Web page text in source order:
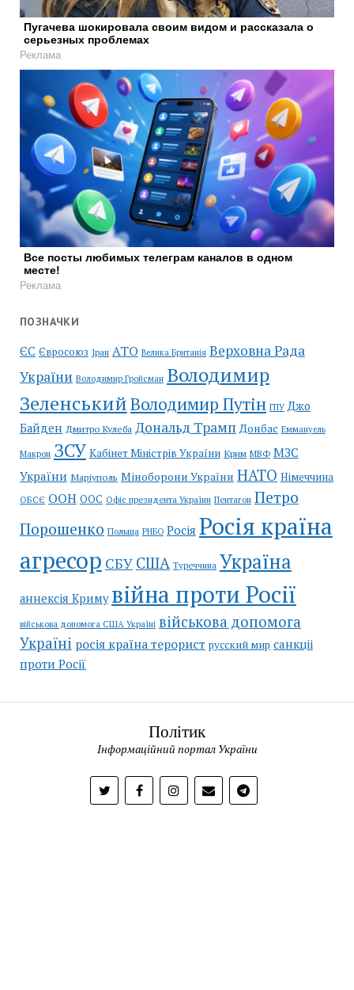
Пугачева шокировала своим видом и рассказала о
серьезных проблемах
Реклама
Все посты любимых телеграм каналов в одном
месте!
Реклама
ПОЗНАЧКИ
ЄС Євросоюз Іран АТО Велика Британія Верховна Рада
України Володимир Гройсман Володимир
ЗеленськийВолодимир Путін ГПУ Джо
Байден Дмитро Кулеба Дональд Трамп Донбас Еммануель
Макрон ЗСУ Кабінет Міністрів України Крим МВФ МЗС
України Маріуполь Міноборони України НАТО Німеччина
ОБСЄ ООН ООС Офіс президента України Пентагон Петро
Порошенко Польща РНБО Росія Росія країна
агресор СБУ США Туреччина Україна
аннексія Криму війна проти Росії
військова допомога США Україні військова допомога
Україні росія країна терорист русский мир санкціі
проти Росії
Політик
Інформаційний портал України